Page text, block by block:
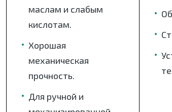
маслам и слабым
кислотам.
Хорошая
механическая
прочность.
Для ручной и